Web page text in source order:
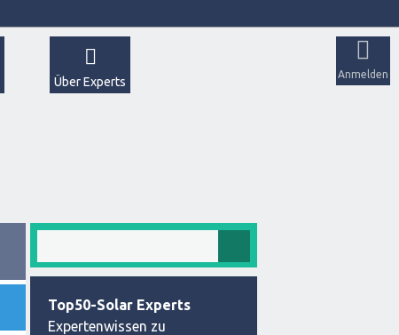
Anmelden
Über Experts
Top50-Solar Experts
Expertenwissen zu